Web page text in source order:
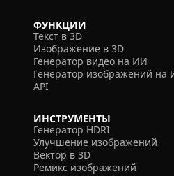
ФУНКЦИИ
Текст в 3D
Изображение в 3D
Генератор видео на ИИ
Генератор изображений на
API
ИНСТРУМЕНТЫ
Генератор HDRI
Улучшение изображений
Вектор в 3D
Ремикс изображений